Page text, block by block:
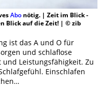
Abonötig. | Zeit im Blick -
Blick auf die Zeit! | © zib
ist das A und O für
und schlaflose
Leistungsfähigkeit. Zu
Einschlafen